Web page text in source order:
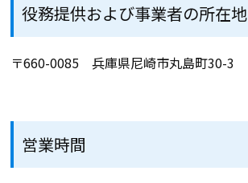
役務提供および事業者の所在地
〒660-0085 兵庫県尼崎市丸島町30-3
営業時間